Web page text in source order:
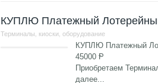
КУПЛЮ Платежный
Терминалы, киоски, оборудование
КУПЛЮ Платежный
45000 Ᵽ
Приобретаем
далее...